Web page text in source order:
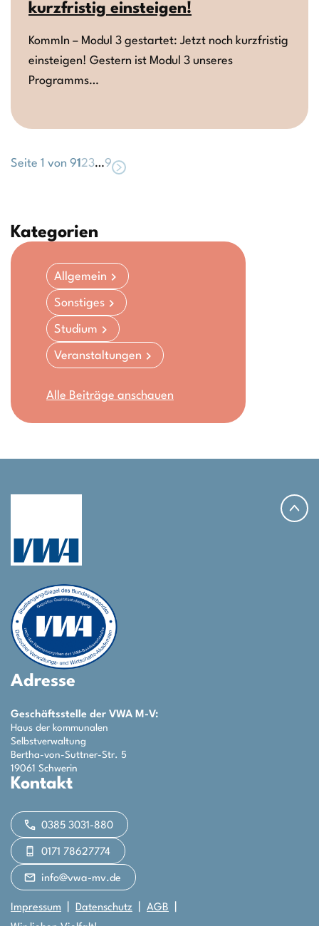
kurzfristig einsteigen!
KommIn – Modul 3 gestartet: Jetzt noch kurzfristig
einsteigen! Gestern ist Modul 3 unseres
Programms…
Seite 1 von 9123…9
Kategorien
Allgemein
Sonstiges
Studium
Veranstaltungen
Alle Beiträge anschauen
Adresse
Geschäftsstelle der VWA M-V:
Haus der kommunalen
Selbstverwaltung
Bertha-von-Suttner-Str. 5
19061 Schwerin
Kontakt
0385 3031-880
0171 78627774
info@vwa-mv.de
Impressum Datenschutz
AGB